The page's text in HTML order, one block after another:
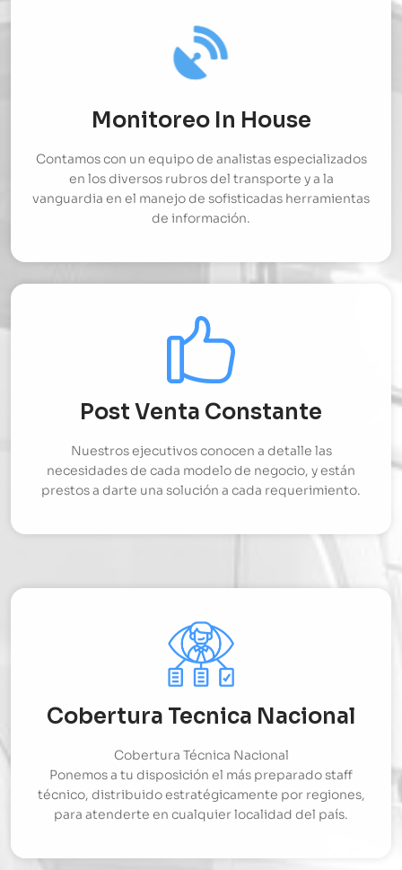
Monitoreo In House
Contamos con un equipo de analistas especializados
en los diversos rubros del transporte y a la
vanguardia en el manejo de sofisticadas herramientas
de información.
Post Venta Constante
Nuestros ejecutivos conocen a detalle las
necesidades de cada modelo de negocio, y están
prestos a darte una solución a cada requerimiento.
Cobertura Tecnica Nacional
Cobertura Técnica Nacional
Ponemos a tu disposición el más preparado staff
técnico, distribuido estratégicamente por regiones,
para atenderte en cualquier localidad del país.